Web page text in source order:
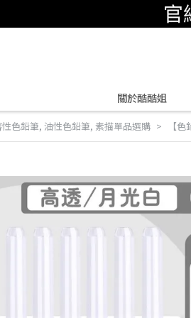
關於酷酷姐
性色鉛筆, 油性色鉛筆, 素描單品選購 【